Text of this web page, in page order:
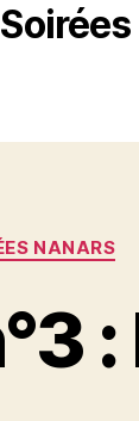
Catégories
NANARS